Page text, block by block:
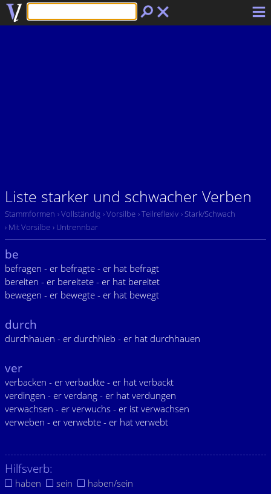
Liste starker und schwacher Verben
Stammformen › Vollständig › Vorsilbe › Teilreflexiv › Stark/Schwach
› Mit Vorsilbe › Untrennbar
be
befragen - er befragte - er hat befragt
bereiten - er bereitete - er hat bereitet
bewegen - er bewegte - er hat bewegt
durch
durchhauen - er durchhieb - er hat durchhauen
ver
verbacken - er verbackte - er hat verbackt
verdingen - er verdang - er hat verdungen
verwachsen - er verwuchs - er ist verwachsen
verweben - er verwebte - er hat verwebt
Hilfsverb:
haben sein haben/sein